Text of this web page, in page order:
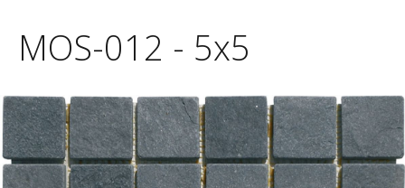
MOS-012 - 5x5